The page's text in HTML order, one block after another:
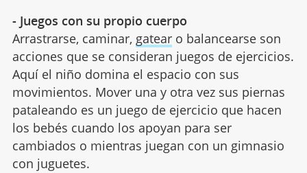
- Juegos con su propio cuerpo
Arrastrarse, caminar, gatearo balancearse son
acciones que se consideran juegos de ejercicios.
Aquí el niño domina el espacio con sus
movimientos. Mover una y otra vez sus piernas
pataleando es un juego de ejercicio que hacen
los bebés cuando los apoyan para ser
cambiados o mientras juegan con un gimnasio
con juguetes.